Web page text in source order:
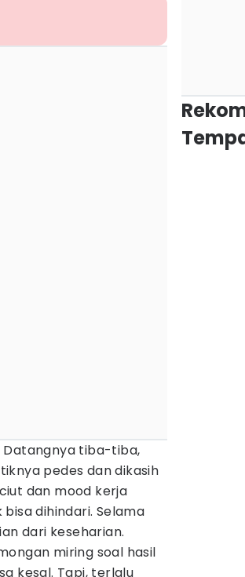
Datangnya tiba-tiba,
pedes dan dikasih
dan mood kerja
dihindari. Selama
dari keseharian.
miring soal hasil
kesal. Tapi, terlalu